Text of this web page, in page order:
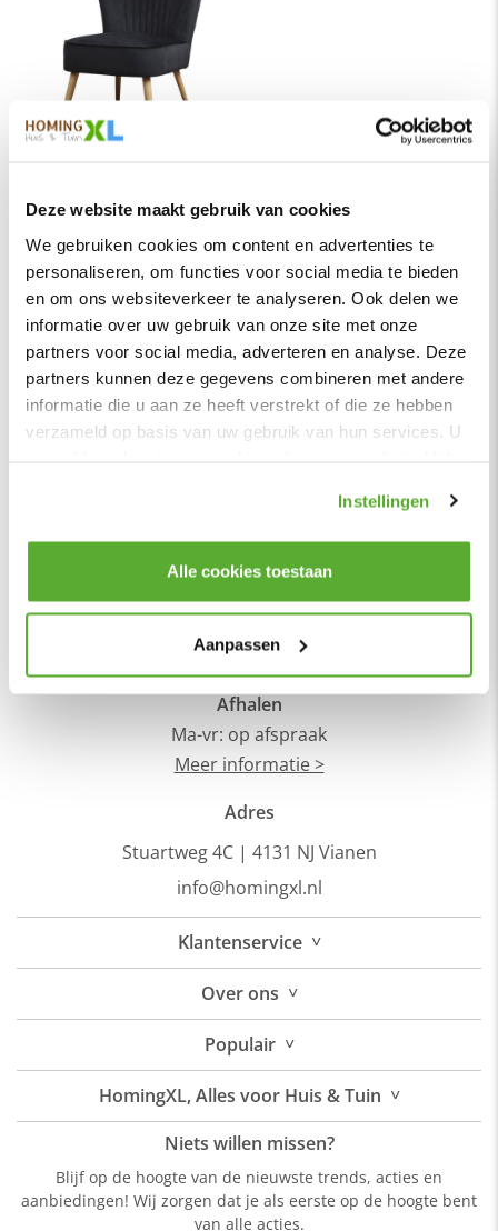
Deze website maakt gebruik van cookies
We gebruiken cookies om content en advertenties te
personaliseren, om functies voor social media te bieden
en om ons websiteverkeer te analyseren. Ook delen we
informatie over uw gebruik van onze site met onze
partners voor social media, adverteren en analyse. Deze
partners kunnen deze gegevens combineren met andere
informatie die u aan ze heeft verstrekt of die ze hebben
verzameld op basis van uw gebruik van hun services. U
Instellingen
Alle cookies toestaan
Aanpassen
149,-
Per stuk
Op voorraad
1
Fauteuils zonder armleuning
Ma-vr: 09:00-16:00 uur
Maak een afspraak >
Afhalen
Ma-vr: op afspraak
Meer informatie >
Adres
Stuartweg 4C | 4131 NJ Vianen
info@homingxl.nl
Klantenservice ˅
Overons ˅
Populair ˅
HomingXL, Alles voor Huis & Tuin ˅
Niets willen missen?
Blijf op de hoogte van de nieuwste trends, acties en
aanbiedingen! Wij zorgen dat je als eerste op de hoogte bent
van alle acties.